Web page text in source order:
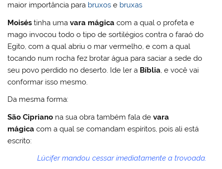
maior importância para bruxos e bruxas
Moisés tinha umavara mágica com a qual o profeta e
mago invocou todo o tipo de sortilégios contra o faraó do
Egito, com a qual abriu o mar vermelho, e com a qual
tocando num rocha fez brotar água para saciar a sede do
seu povo perdido no deserto. Ide ler a Bíblia, e você vai
conformar isso mesmo.
Da mesma forma:
São Cipriano na sua obra também fala devara
mágica com a qual se comandam espíritos, pois ali está
escrito:
Lúcifer mandou cessar imediatamente a trovoada.